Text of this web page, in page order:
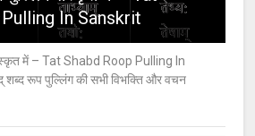
In Sanskrit
में – Tat Shabd Roop Pulling In
रूप पुल्लिंग की सभी विभक्ति और वचन